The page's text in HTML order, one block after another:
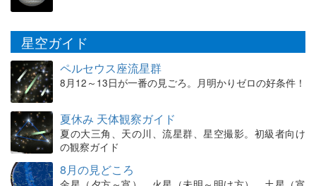
星空ガイド
ペルセウス座流星群
8月12～13日が一番の見ごろ。月明かりゼロの好条件！
夏休み 天体観察ガイド
夏の大三角、天の川、流星群、星空撮影。初級者向け
の観察ガイド
8月の見どころ